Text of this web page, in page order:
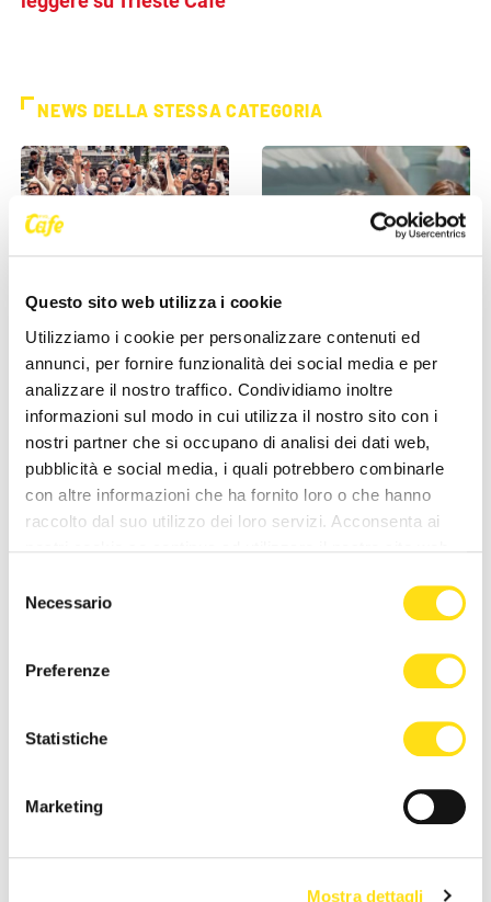
Questo sito web utilizza i cookie
Utilizziamo i cookie per personalizzare contenuti ed
annunci, per fornire funzionalità dei social media e per
analizzare il nostro traffico. Condividiamo inoltre
informazioni sul modo in cui utilizza il nostro sito con i
nostri partner che si occupano di analisi dei dati web,
pubblicità e social media, i quali potrebbero combinarle
con altre informazioni che ha fornito loro o che hanno
raccolto dal suo utilizzo dei loro servizi. Acconsenta ai
delNecessario
Preferenze
Statistiche
Marketing
Mostra dettagli
NEWS DELLA STESSA CATEGORIA
Trieste si sveglia a ritmo di
musica: domenica torna il
Morning Club in piazza [...]
Clara porta il suo pop tra le
mura della storia: l’11 luglio il
concerto al [...]
EVENTI
"Il Rossetti a Miramare", le
27 Maggio 2026
Proposta di matrimonio da
sogno a Miramare: le note di